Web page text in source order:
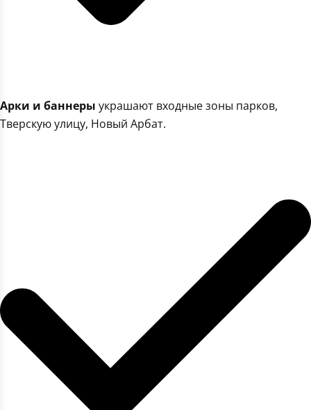
Арки и баннеры украшают входные зоны парков,
Тверскую улицу, Новый Арбат.